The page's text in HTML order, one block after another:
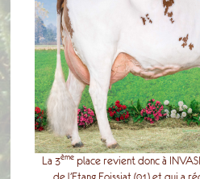
La 3èmeplace revient donc à